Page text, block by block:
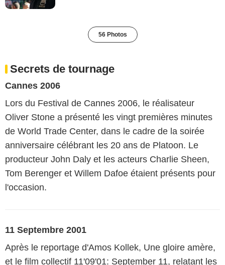
56 Photos
Secrets de tournage
Cannes 2006
Lors du Festival de Cannes 2006, le réalisateur
Oliver Stone a présenté les vingt premières minutes
de World Trade Center, dans le cadre de la soirée
anniversaire célébrant les 20 ans de Platoon. Le
producteur John Daly et les acteurs Charlie Sheen,
Tom Berenger et Willem Dafoe étaient présents pour
l'occasion.
11 Septembre 2001
Après le reportage d'Amos Kollek, Une gloire amère,
et le film collectif 11'09'01: September 11, relatant les